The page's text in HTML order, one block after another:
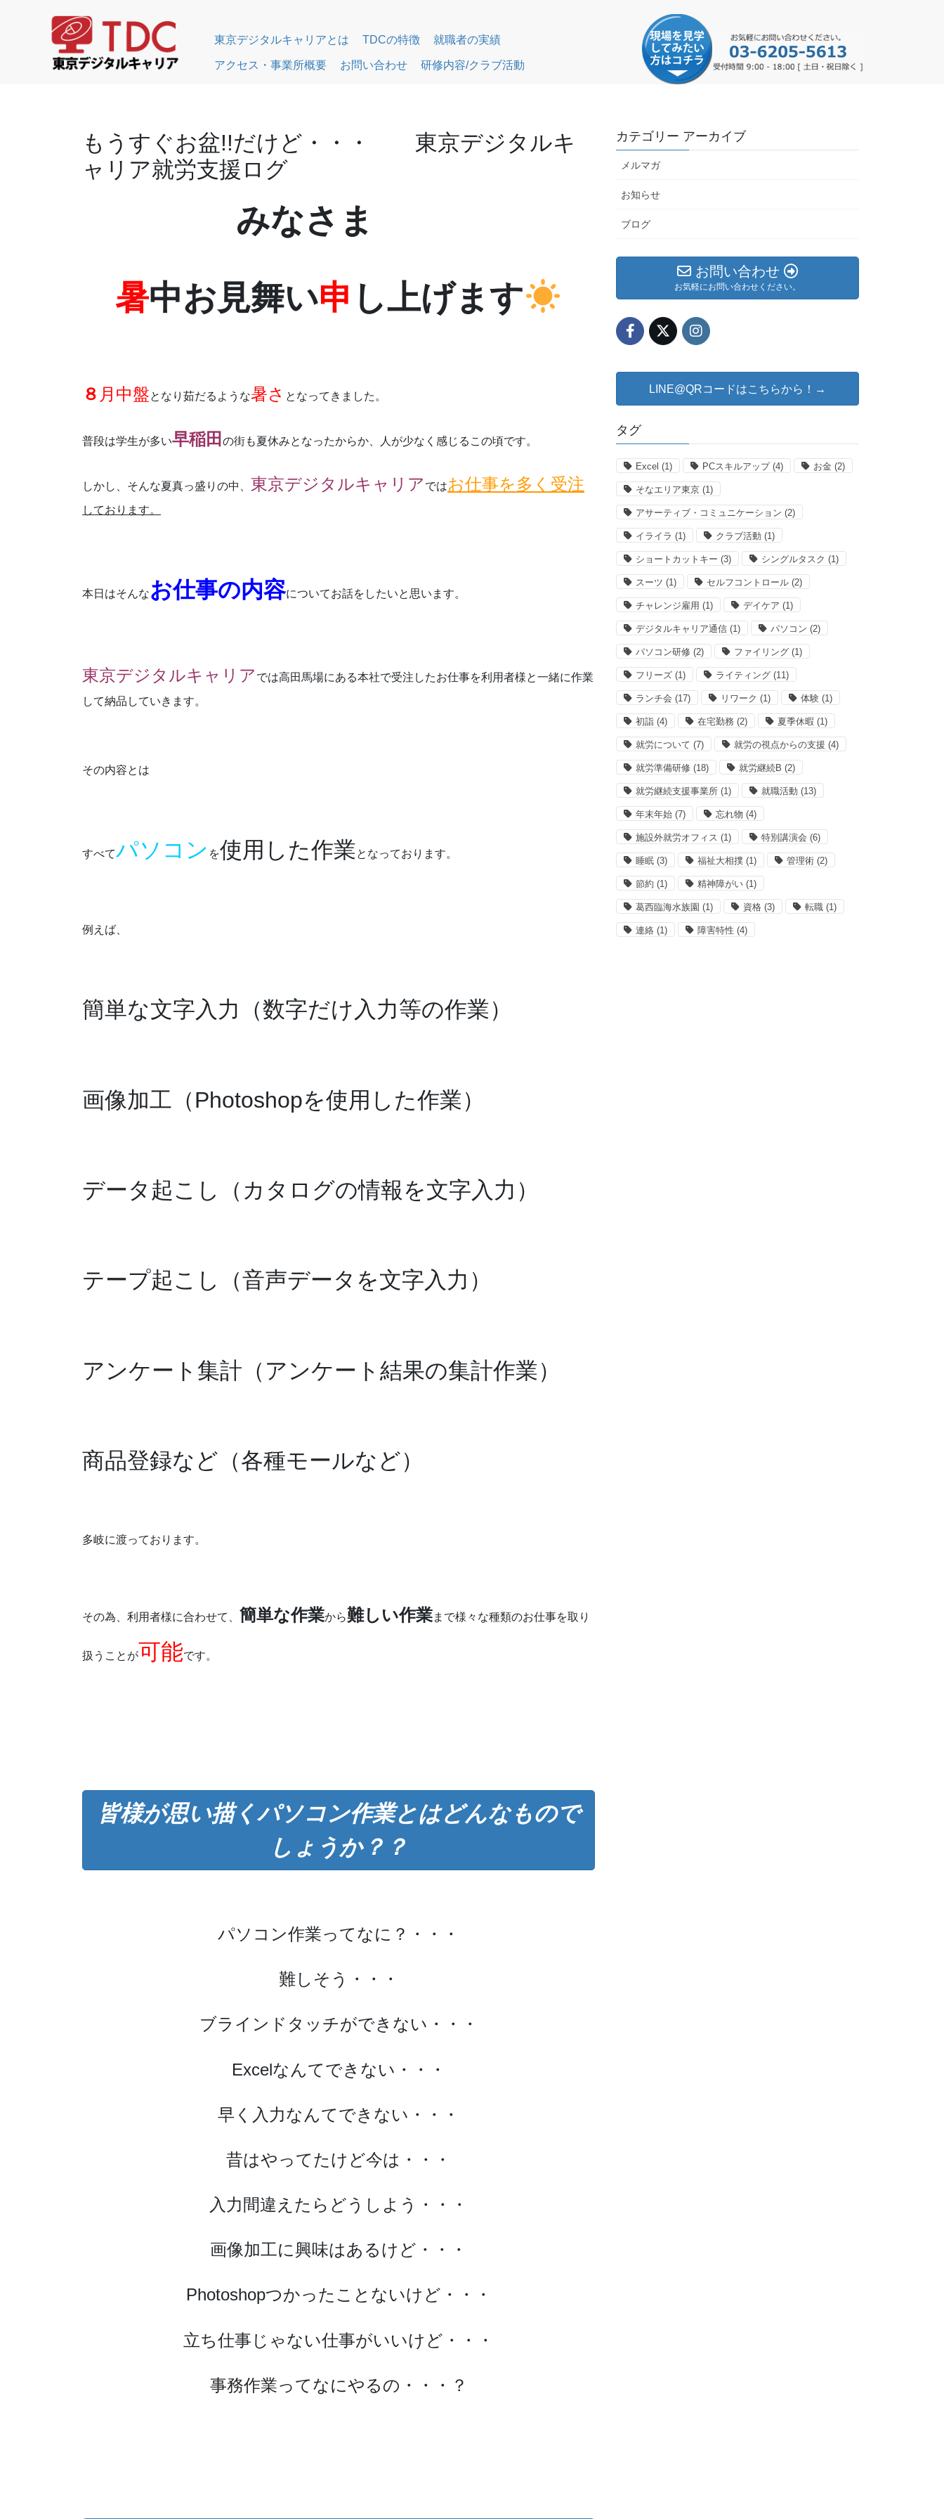
東京デジタルキャリアとは TDCの特徴 就職者の実績
アクセス・事業所概要 お問い合わせ 研修内容/クラブ活動
もうすぐお盆!!だけど・・・ 東京デジタルキ
ャリア就労支援ログ
みなさま
暑中お見舞い申 し上げます
８ 月中盤となり茹だるような暑さ となってきました。
普段は学生が多い早稲田 の街も夏休みとなったからか、人が少なく感じるこの頃です。
しかし、そんな夏真っ盛りの中、 東京デジタルキャリア ではお仕事を多く受注
しております。
本日はそんなお仕事の内容についてお話をしたいと思います。
東京デジタルキャリア では高田馬場にある本社で受注したお仕事を利用者様と一緒に作業
して納品していきます。
その内容とは
すべてパソコン を使用した作業となっております。
例えば、
簡単な文字入力（数字だけ入力等の作業）
画像加工（Photoshopを使用した作業）
データ起こし（カタログの情報を文字入力）
テープ起こし（音声データを文字入力）
アンケート集計（アンケート結果の集計作業）
商品登録など（各種モールなど）
多岐に渡っております。
その為、利用者様に合わせて、 簡単な作業から難しい作業まで様々な種類のお仕事を取り
扱うことが可能です。
皆様が思い描くパソコン作業とはどんなもので
しょうか？？
パソコン作業ってなに？・・・
難しそう・・・
ブラインドタッチができない・・・
Excelなんてできない・・・
早く入力なんてできない・・・
昔はやってたけど今は・・・
入力間違えたらどうしよう・・・
画像加工に興味はあるけど・・・
Photoshopつかったことないけど・・・
立ち仕事じゃない仕事がいいけど・・・
事務作業ってなにやるの・・・？
カテゴリー アーカイブ
メルマガ
お知らせ
ブログ
お問い合わせ
お気軽にお問い合わせください。
LINE@QRコードはこちらから！→
タグ
Excel (1) PCスキルアップ(4) お金 (2)
そなエリア東京 (1)
アサーティブ・コミュニケーション (2)
イライラ (1) クラブ活動 (1)
ショートカットキー (3) シングルタスク (1)
スーツ (1) セルフコントロール (2)
チャレンジ雇用 (1) デイケア (1)
デジタルキャリア通信 (1) パソコン (2)
パソコン研修 (2) ファイリング (1)
フリーズ (1) ライティング (11)
ランチ会 (17) リワーク (1) 体験 (1)
初詣 (4) 在宅勤務 (2) 夏季休暇 (1)
就労について (7) 就労の視点からの支援 (4)
就労準備研修 (18) 就労継続B (2)
就労継続支援事業所 (1) 就職活動 (13)
年末年始 (7) 忘れ物 (4)
施設外就労オフィス (1) 特別講演会 (6)
睡眠 (3) 福祉大相撲 (1) 管理術 (2)
節約 (1) 精神障がい (1)
葛西臨海水族園 (1) 資格 (3) 転職 (1)
連絡 (1) 障害特性 (4)